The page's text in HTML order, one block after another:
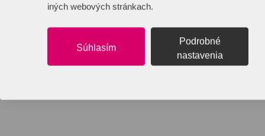
iných webových stránkach.
Súhlasím
Podrobné
nastavenia